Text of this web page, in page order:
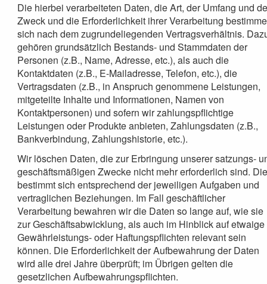
Die hierbei verarbeiteten Daten, die Art, der Umfang und
Zweck und die Erforderlichkeit ihrer Verarbeitung
sich nach dem zugrundeliegenden Vertragsverhältnis.
gehören grundsätzlich Bestands- und Stammdaten der
Personen (z.B., Name, Adresse, etc.), als auch die
Kontaktdaten (z.B., E-Mailadresse, Telefon, etc.), die
Vertragsdaten (z.B., in Anspruch genommene Leistungen,
mitgeteilte Inhalte und Informationen, Namen von
Kontaktpersonen) und sofern wir zahlungspflichtige
Leistungen oder Produkte anbieten, Zahlungsdaten (z.B.,
Bankverbindung, Zahlungshistorie, etc.).
Wir löschen Daten, die zur Erbringung unserer satzungs-
geschäftsmäßigen Zwecke nicht mehr erforderlich sind.
bestimmt sich entsprechend der jeweiligen Aufgaben und
vertraglichen Beziehungen. Im Fall geschäftlicher
Verarbeitung bewahren wir die Daten so lange auf, wie sie
zur Geschäftsabwicklung, als auch im Hinblick auf etwaige
Gewährleistungs- oder Haftungspflichten relevant sein
können. Die Erforderlichkeit der Aufbewahrung der Daten
wird alle drei Jahre überprüft; im Übrigen gelten die
gesetzlichen Aufbewahrungspflichten.